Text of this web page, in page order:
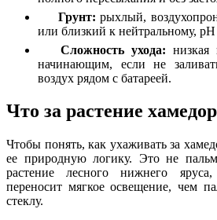
Грунт: рыхлый,
или близкий к нейтральному,
Сложность ухода: низкая
начинающим, если не
воздух рядом с батареей.
Что за растение
Чтобы понять, как ухаживать за
ее природную логику. Это не
растение лесного нижнего
переносит мягкое освещение, чем
стеклу.